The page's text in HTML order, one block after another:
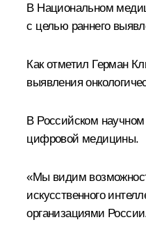
В Национальном
с целью раннего
Как отметил Герман
выявления
В Российском научном
цифровой медицины.
«Мы видим
искусственного
организациями